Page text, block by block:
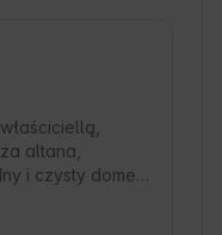
altana,
i czysty domek,